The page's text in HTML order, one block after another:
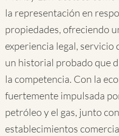
la representación en
propiedades, ofreciendo
experiencia legal, servicio
un historial probado que
la competencia. Con la
fuertemente impulsada
petróleo y el gas, junto
establecimientos